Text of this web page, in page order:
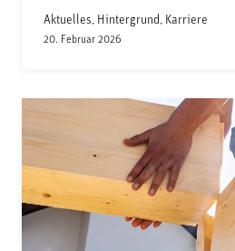
Aktuelles, Hintergrund, Karriere
20. Februar 2026